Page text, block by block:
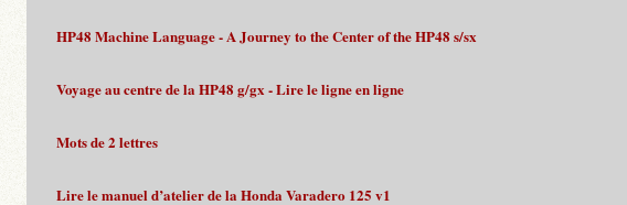
HP48 Machine Language - A Journey to the Center of the HP48 s/sx
Voyage au centre de la HP48 g/gx - Lire le ligne en ligne
Mots de 2 lettres
Lire le manuel d’atelier de la Honda Varadero 125 v1